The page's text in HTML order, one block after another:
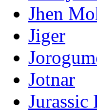
Jhen
Jiger
Jotnar
Jurassic